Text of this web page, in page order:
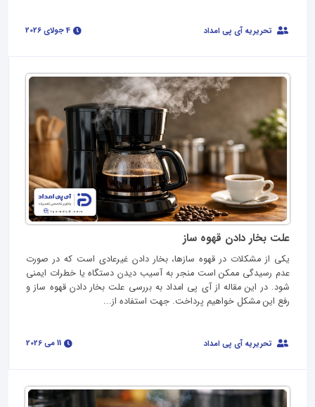
تحریریه آی پی امداد
علت بخار دادن قهوه ساز
یکی از مشکلات در قهوه سازها، بخار دادن غیرعادی است که در صورت
عدم رسیدگی ممکن است منجر به آسیب دیدن دستگاه یا خطرات ایمنی
شود. در این مقاله از آی پی امداد به بررسی علت بخار دادن قهوه ساز و
رفع این مشکل خواهیم پرداخت. جهت استفاده از...
تحریریه آی پی امداد